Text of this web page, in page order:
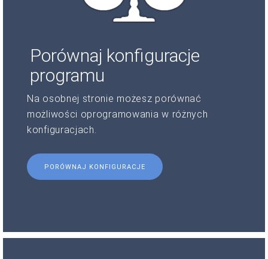
Porównaj konfiguracje
programu
Na osobnej stronie możesz porównać
możliwości oprogramowania w różnych
konfiguracjach.
PORÓWNAJ KONFIGURACJE